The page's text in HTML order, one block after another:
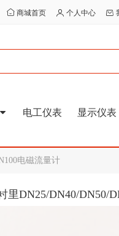
商城首页 个人中心
电工仪表 显示仪表
电磁流量计
里DN25/DN40/DN50/